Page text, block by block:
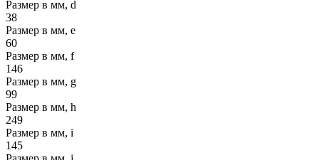
Размер в мм, d
38
Размер в мм, e
60
Размер в мм, f
146
Размер в мм, g
99
Размер в мм, h
249
Размер в мм, i
145